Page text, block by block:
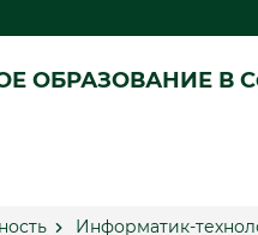
ОБРАЗОВАНИЕ В
Информатик-